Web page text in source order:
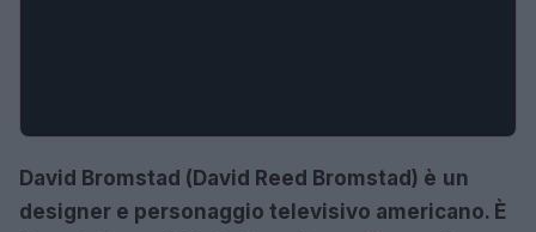
David Bromstad (David Reed Bromstad) è un
designer e personaggio televisivo americano. È